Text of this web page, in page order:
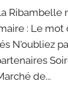
Ribambelle
: Le
N'oubliez
de...